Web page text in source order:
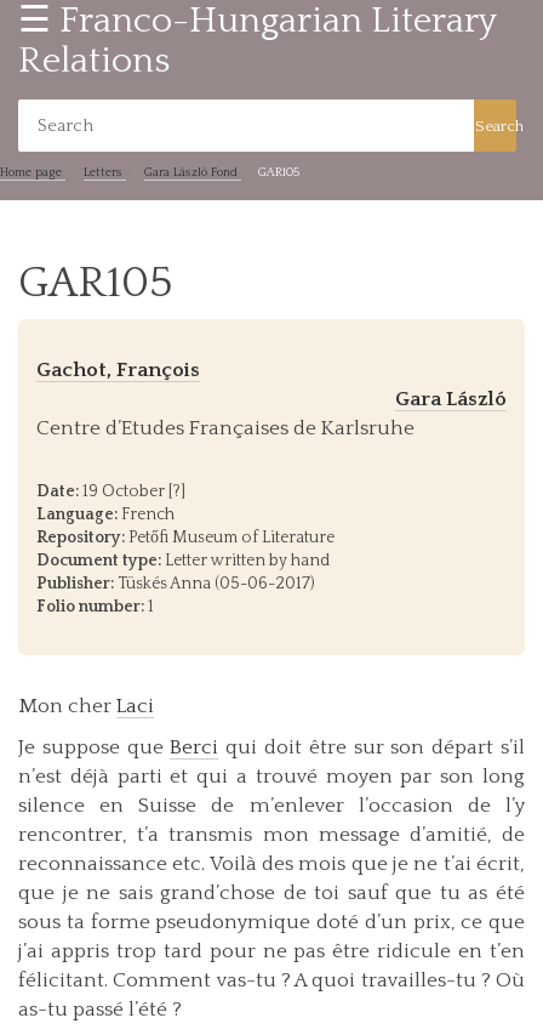
☰ Franco-Hungarian Literary
Relations
Search
Home page Letters Gara László Fond GAR105
GAR105
Gachot, François
Gara László
Centre d’Etudes Françaises de Karlsruhe
Date:19 October [?]
Language: French
Repository: Petőfi Museum of Literature
Document type: Letter written by hand
Publisher: Tüskés Anna (05-06-2017)
Folio number:1
Mon cher Laci
Je suppose queBerci qui doit être sur son départ s’il
n’est déjà parti et qui a trouvé moyen par son long
silence en Suisse de m’enlever l’occasion de l’y
rencontrer, t’a transmis mon message d’amitié, de
reconnaissance etc. Voilà des mois que je ne t’ai écrit,
que je ne sais grand’chose de toi sauf que tu as été
sous ta forme pseudonymique doté d’un prix, ce que
j’ai appris trop tard pour ne pas être ridicule en t’en
félicitant. Comment vas-tu ? A quoi travailles-tu ? Où
as-tu passé l’été ?